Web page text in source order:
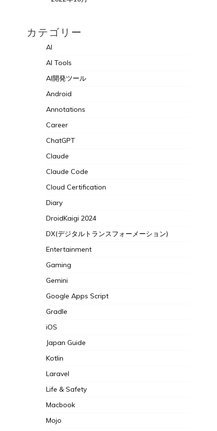
カテゴリー
AI
AI Tools
AI開発ツール
Android
Annotations
Career
ChatGPT
Claude
Claude Code
Cloud Certification
Diary
DroidKaigi 2024
DX(デジタルトランスフォーメーション)
Entertainment
Gaming
Gemini
Google Apps Script
Gradle
iOS
Japan Guide
Kotlin
Laravel
Life & Safety
Macbook
Mojo